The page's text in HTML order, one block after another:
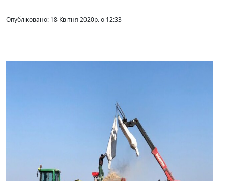
Опубліковано: 18 Квітня 2020р. о 12:33